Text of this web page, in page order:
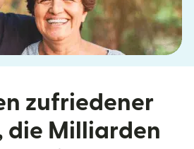
zufriedener
die Milliarden